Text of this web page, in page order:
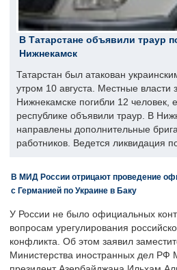
В Татарстане объявили траур
Нижнекамск
Татарстан был атакован
утром 10 августа. Местные власти
Нижнекамске погибли 12 человек,
республике объявили траур. В
направлены дополнительные
работников. Ведется ликвидация
В МИД России отрицают проведение
с Германией по Украине в Баку
У России не было официальных
вопросам урегулирования
конфликта. Об этом заявил
Министерства иностранных дел РФ